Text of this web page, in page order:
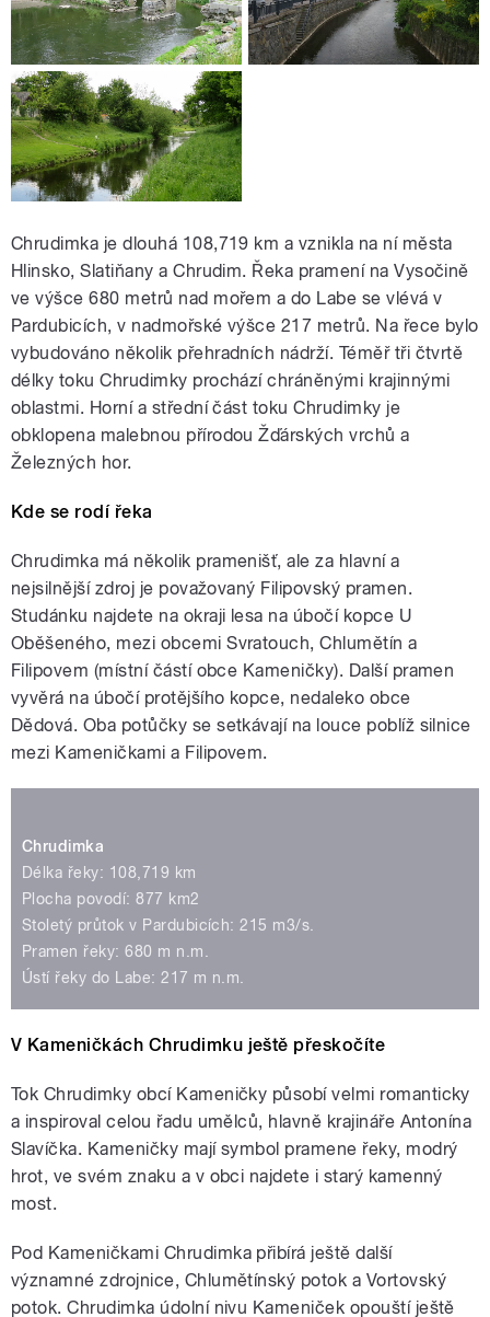
Chrudimka je dlouhá 108,719 km a vznikla na ní města
Hlinsko, Slatiňany a Chrudim. Řeka pramení na Vysočině
ve výšce 680 metrů nad mořem a do Labe se vlévá v
Pardubicích, v nadmořské výšce 217 metrů. Na řece bylo
vybudováno několik přehradních nádrží. Téměř tři čtvrtě
délky toku Chrudimky prochází chráněnými krajinnými
oblastmi. Horní a střední část toku Chrudimky je
obklopena malebnou přírodou Žďárských vrchů a
Železných hor.
Kde se rodí řeka
Chrudimka má několik pramenišť, ale za hlavní a
nejsilnější zdroj je považovaný Filipovský pramen.
Studánku najdete na okraji lesa na úbočí kopce U
Oběšeného, mezi obcemi Svratouch, Chlumětín a
Filipovem (místní částí obce Kameničky). Další pramen
vyvěrá na úbočí protějšího kopce, nedaleko obce
Dědová. Oba potůčky se setkávají na louce poblíž silnice
mezi Kameničkami a Filipovem.
Chrudimka
Délka řeky: 108,719 km
Plocha povodí: 877 km2
Stoletý průtok v Pardubicích: 215 m3/s.
Pramen řeky: 680 m n.m.
Ústí řeky do Labe: 217 m n.m.
V Kameničkách Chrudimku ještě přeskočíte
Tok Chrudimky obcí Kameničky působí velmi romanticky
a inspiroval celou řadu umělců, hlavně krajináře Antonína
Slavíčka. Kameničky mají symbol pramene řeky, modrý
hrot, ve svém znaku a v obci najdete i starý kamenný
most.
Pod Kameničkami Chrudimka přibírá ještě další
významné zdrojnice, Chlumětínský potok a Vortovský
potok. Chrudimka údolní nivu Kameniček opouští ještě